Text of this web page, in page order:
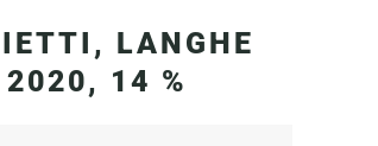
LANGHE
14 %